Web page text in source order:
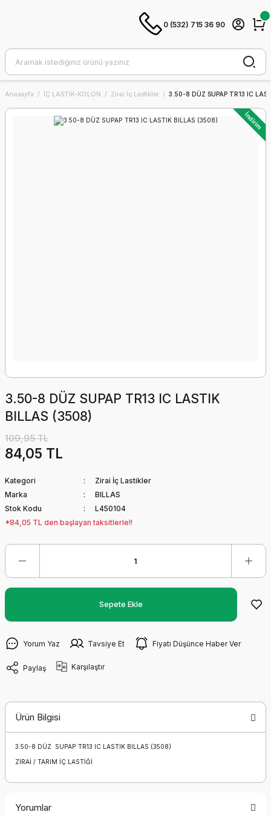
0 (532) 715 36 90
Anasayfa İÇ LASTİK-KOLON Zirai İç Lastikler 3.50-8 DÜZ SUPAP TR13 IC
İndirim
3.50-8 DÜZ SUPAP TR13 IC LASTIK
BILLAS (3508)
109,95 TL
84,05 TL
Kategori
Zirai İç Lastikler
Marka
BILLAS
Stok Kodu
L450104
*84,05 TL den başlayan taksitlerle!!
Sepete Ekle
Yorum Yaz Tavsiye Et Fiyatı Düşünce Haber Ver
Paylaş Karşılaştır
Ürün Bilgisi
3.50-8 DÜZ SUPAP TR13 IC LASTIK BILLAS (3508)
ZİRAİ / TARIM İÇ LASTİĞİ
Yorumlar